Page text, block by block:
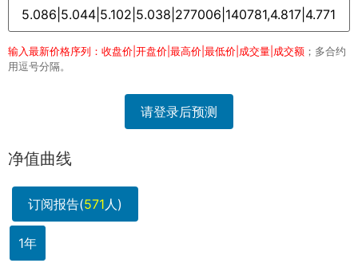
输入最新价格序列：收盘价|开盘价|最高价|最低价|成交量|成交额 ；多合约
用逗号分隔。
请登录后预测
净值曲线
订阅报告(571人)
1年